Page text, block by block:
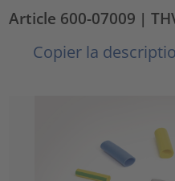
Article 600-07009 |
Copier la